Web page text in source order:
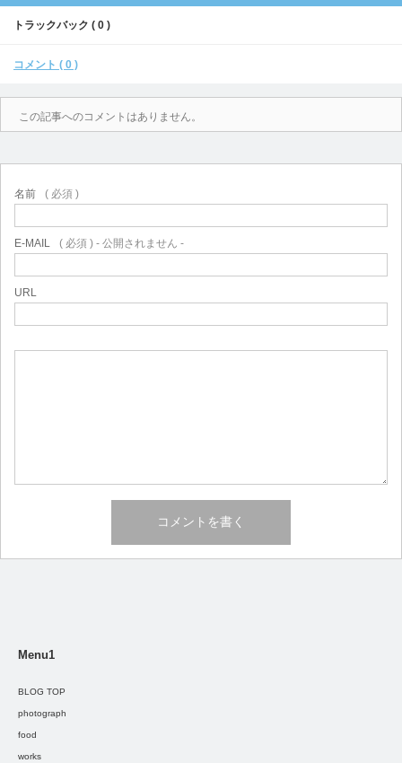
トラックバック ( 0 )
コメント ( 0 )
この記事へのコメントはありません。
名前 ( 必須 )
E-MAIL ( 必須 ) - 公開されません -
URL
Menu1
BLOG TOP
photograph
food
works